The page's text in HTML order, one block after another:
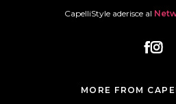
CapelliStyle aderisce al
MORE FROM